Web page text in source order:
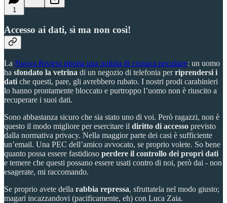
1
Accesso ai dati, sì ma non così!
La Nuova Riviera riporta una notizia di cronaca peculiare: un uomo
ha sfondato la vetrina di un negozio di telefonia perriprendersi i
dati che questi, pare, gli avrebbero rubato. I nostri prodi carabinieri
lo hanno prontamente bloccato e purtroppo l’uomo non è riuscito a
recuperare i suoi dati.
Sono abbastanza sicuro che sia stato uno di voi. Però ragazzi, non è
questo il modo migliore per esercitare il diritto di accesso previsto
dalla normativa privacy. Nella maggior parte dei casi è sufficiente
un’email. Una PEC dell’amico avvocato, se proprio volete. So bene
quanto possa essere fastidioso perdere il controllo dei propri dati
e temere che questi possano essere usati contro di noi, però dai - non
esagerate, mi raccomando.
Se proprio avete della rabbia repressa, sfruttatela nel modo giusto;
magari incazzandovi (pacificamente, eh) con Luca Zaia.